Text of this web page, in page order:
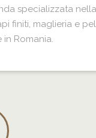
specializzata
finiti, maglieria e
in Romania.